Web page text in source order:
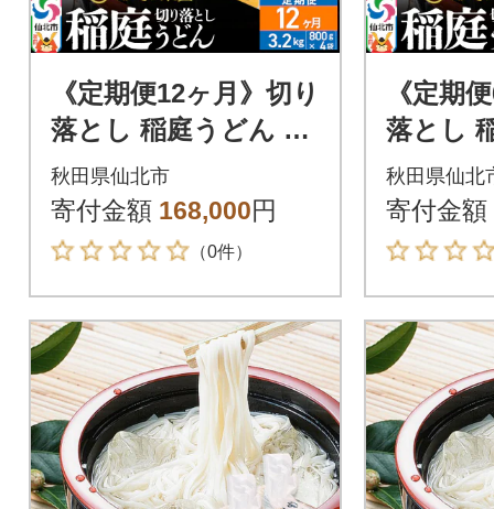
《定期便12ヶ月》切り
落とし 稲庭うどん 中
800g×4を12回|02_ikd
-210412
秋田県仙北市
寄付金額 168,000円
（0件）
《定期
落とし
800g×6
210606
秋田県仙北
寄付金額